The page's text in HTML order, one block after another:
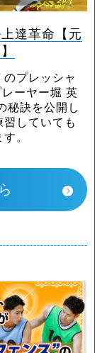
達革命【元
プレッシャ
ーヤー堀 英
秘訣を公開し
していても
。